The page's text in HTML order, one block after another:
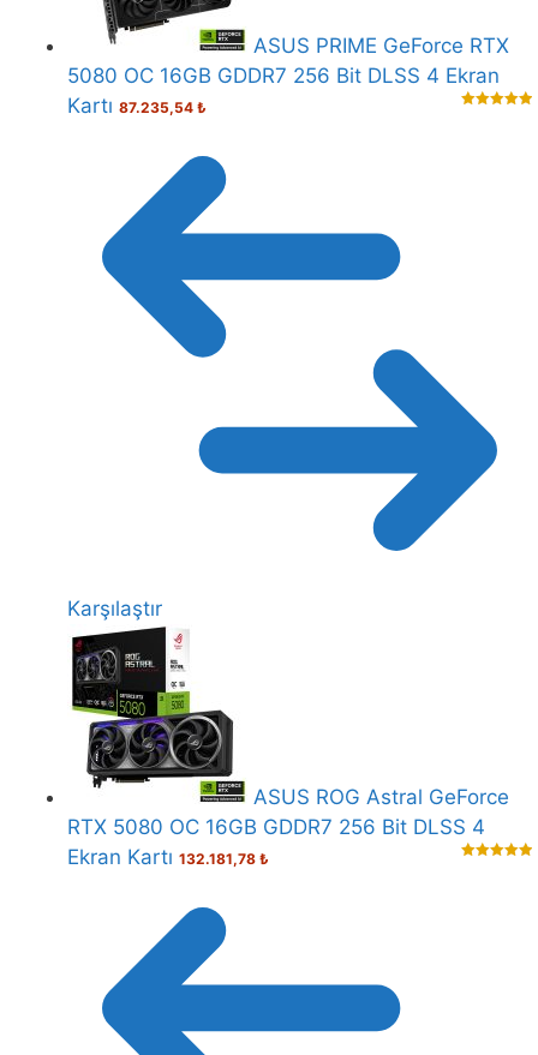
ASUS PRIME GeForce RTX
5080 OC 16GB GDDR7 256 Bit DLSS 4 Ekran
Kartı 87.235,54 ₺
Karşılaştır
ASUS ROG Astral GeForce
RTX 5080 OC 16GB GDDR7 256 Bit DLSS 4
Ekran Kartı 132.181,78 ₺